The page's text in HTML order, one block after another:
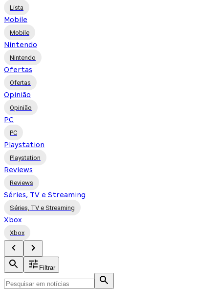
Lista
Mobile
Mobile
Nintendo
Nintendo
Ofertas
Ofertas
Opinião
Opinião
PC
PC
Playstation
Playstation
Reviews
Reviews
Séries, TV e Streaming
Séries, TV e Streaming
Xbox
Xbox
Filtrar